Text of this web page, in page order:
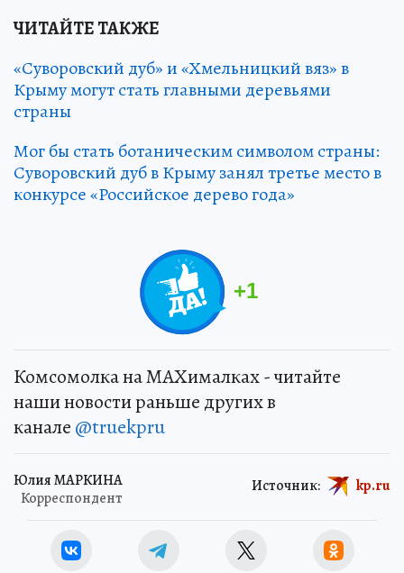
ЧИТАЙТЕ ТАКЖЕ
«Суворовский дуб» и «Хмельницкий вяз» в
Крыму могут стать главными деревьями
страны
Мог бы стать ботаническим символом страны:
Суворовский дуб в Крыму занял третье место в
конкурсе «Российское дерево года»
+1
Комсомолка на MAXималках - читайте
наши новости раньше других в
канале @truekpru
Юлия МАРКИНА
Корреспондент
Источник: kp.ru